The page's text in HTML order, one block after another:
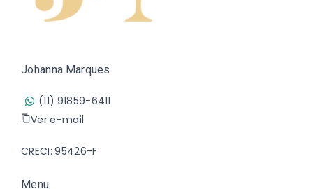
Johanna Marques
(11) 91859-6411
Ver e-mail
CRECI: 95426-F
Menu